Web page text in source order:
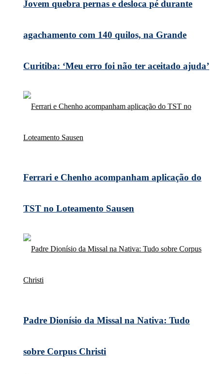
Jovem quebra pernas e desloca pé durante
agachamento com 140 quilos, na Grande
Curitiba: ‘Meu erro foi não ter aceitado ajuda’
Ferrari e Chenho acompanham aplicação do
TST no Loteamento Sausen
Padre Dionísio da Missal na Nativa: Tudo
sobre Corpus Christi